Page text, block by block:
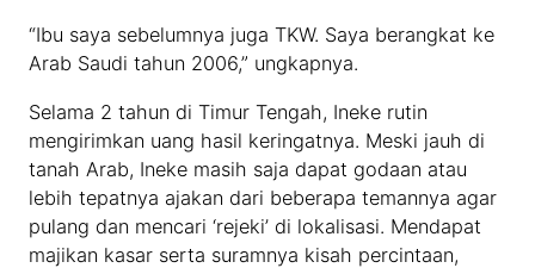
“Ibu saya sebelumnya juga TKW. Saya berangkat ke
Arab Saudi tahun 2006,” ungkapnya.
Selama 2 tahun di Timur Tengah, Ineke rutin
mengirimkan uang hasil keringatnya. Meski jauh di
tanah Arab, Ineke masih saja dapat godaan atau
lebih tepatnya ajakan dari beberapa temannya agar
pulang dan mencari ‘rejeki’ di lokalisasi. Mendapat
majikan kasar serta suramnya kisah percintaan,